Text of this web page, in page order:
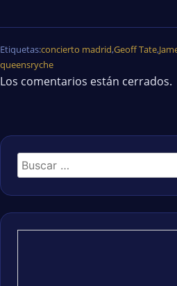
Etiquetas:concierto madrid,Geoff Tate,
queensryche
Los comentarios están cerrados.
Buscar: